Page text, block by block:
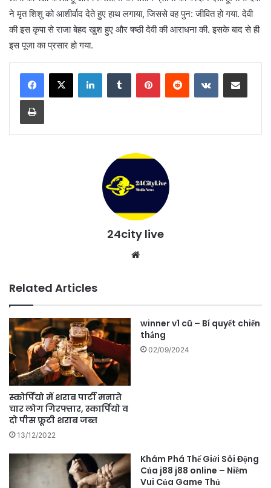
ने मृत शिशु को आशीर्वाद देते हुए हाथ लगाया, जिससे वह पुन: जीवित हो गया. देवी
की इस कृपा से राजा बेहद खुश हुए और षष्ठी देवी की आराधना की. इसके बाद से ही
इस पूजा का प्रसार हो गया.
LinkedInTumblr PinterestReddit VKontakteShare via Email
Print
24city live
Related Articles
स्कोर्पियो में शराब पार्टी मनाते
चार लोग गिरफ्तार, स्कार्पियो व
दो पीस फ्रूटी शराब जब्त
13/12/2022
winner v1 cũ – Bí quyết chiến
thắng
02/09/2024
Khám Phá Thế Giới Sôi Động
Của j88 j88 online – Niềm
Vui Của Game Thủ